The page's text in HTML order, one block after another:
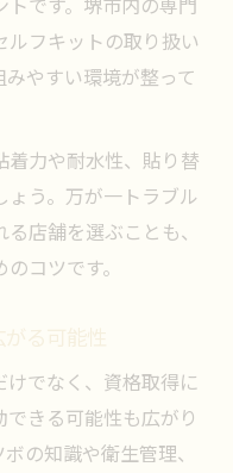
です。堺市内の専門
フキットの取り扱い
やすい環境が整って
着力や耐水性、貼り替
う。万が一トラブル
店舗を選ぶことも、
コツです。
る可能性
でなく、資格取得に
きる可能性も広がり
の知識や衛生管理、